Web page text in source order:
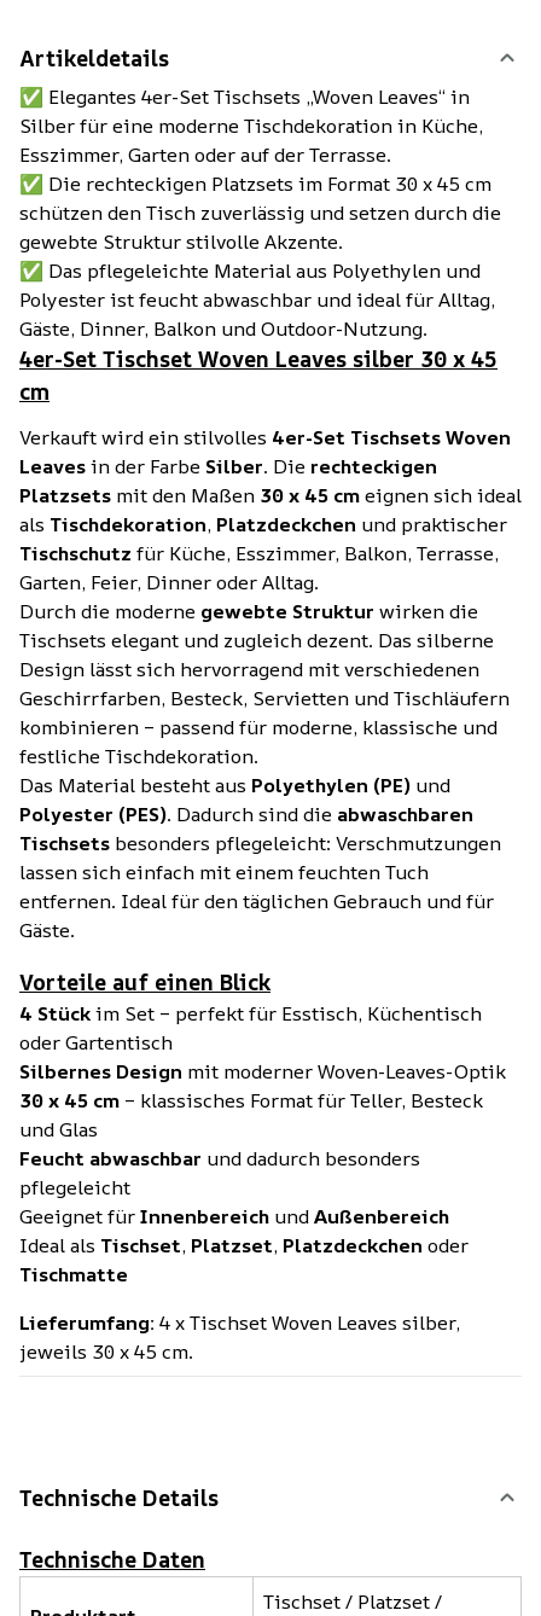
Artikeldetails
✅ Elegantes 4er-Set Tischsets „Woven Leaves“ in
Silber für eine moderne Tischdekoration in Küche,
Esszimmer, Garten oder auf der Terrasse.
✅ Die rechteckigen Platzsets im Format 30 x 45 cm
schützen den Tisch zuverlässig und setzen durch die
gewebte Struktur stilvolle Akzente.
✅ Das pflegeleichte Material aus Polyethylen und
Polyester ist feucht abwaschbar und ideal für Alltag,
Gäste, Dinner, Balkon und Outdoor-Nutzung.
4er-Set Tischset Woven Leaves silber 30 x 45
cm
Verkauft wird ein stilvolles 4er-Set Tischsets Woven
Leavesin der Farbe Silber. Die rechteckigen
Platzsets mit den Maßen 30 x 45 cmeignen sich ideal
als Tischdekoration, Platzdeckchen und praktischer
Tischschutz für Küche, Esszimmer, Balkon, Terrasse,
Garten, Feier, Dinner oder Alltag.
Durch die moderne gewebte Struktur wirken die
Tischsets elegant und zugleich dezent. Das silberne
Design lässt sich hervorragend mit verschiedenen
Geschirrfarben, Besteck, Servietten und Tischläufern
kombinieren – passend für moderne, klassische und
festliche Tischdekoration.
Das Material besteht aus Polyethylen (PE) und
Polyester (PES). Dadurch sind die abwaschbaren
Tischsets besonders pflegeleicht: Verschmutzungen
lassen sich einfach mit einem feuchten Tuch
entfernen. Ideal für den täglichen Gebrauch und für
Gäste.
Vorteile auf einen Blick
4 Stückim Set – perfekt für Esstisch, Küchentisch
oder Gartentisch
Silbernes Design mit moderner Woven-Leaves-Optik
30 x 45 cm – klassisches Format für Teller, Besteck
und Glas
Feucht abwaschbar und dadurch besonders
pflegeleicht
Geeignet fürInnenbereich undAußenbereich
Ideal als Tischset, Platzset, Platzdeckchenoder
Tischmatte
Lieferumfang: 4 x Tischset Woven Leaves silber,
jeweils 30 x 45 cm.
Technische Details
Technische Daten
Tischset / Platzset /